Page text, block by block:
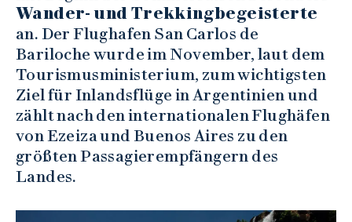
Wander- und Trekkingbegeisterte
an. Der Flughafen San Carlos de
Bariloche wurde im November, laut dem
Tourismusministerium, zum wichtigsten
Ziel für Inlandsflüge in Argentinien und
zählt nach den internationalen Flughäfen
von Ezeiza und Buenos Aires zu den
größten Passagierempfängern des
Landes.